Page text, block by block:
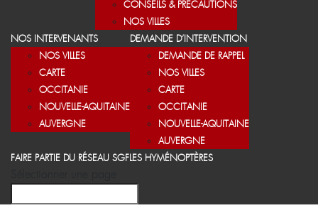
CONSEILS & PRÉCAUTIONS
NOS VILLES
NOS INTERVENANTS
NOS VILLES
CARTE
OCCITANIE
NOUVELLE-AQUITAINE
AUVERGNE
DEMANDE D’INTERVENTION
DEMANDE DE RAPPEL
NOS VILLES
CARTE
OCCITANIE
NOUVELLE-AQUITAINE
AUVERGNE
FAIRE PARTIE DU RÉSEAU SGFLES HYMÉNOPTÈRES